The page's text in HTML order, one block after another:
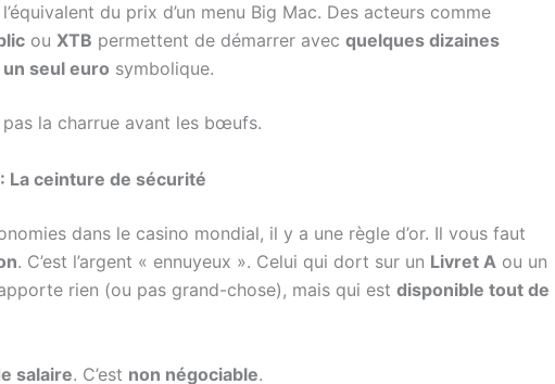
du prix d’un menu Big Mac. Des acteurs comme
ou XTB permettent de démarrer avec quelques dizaines
un seul euro symbolique.
la charrue avant les bœufs.
La ceinture de sécurité
dans le casino mondial, il y a une règle d’or. Il vous faut
. C’est l’argent « ennuyeux ». Celui qui dort sur un Livret A ou un
rien (ou pas grand-chose), mais qui est disponible tout de
salaire. C’est non négociable.